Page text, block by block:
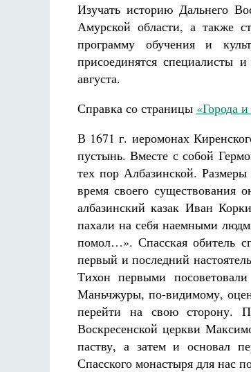
Изучать историю Дальнего
Амурской области, а также
программу обучения и
присоединятся специалисты
августа.
Справка со страницы «Города
В 1671 г. иеромонах
пустынь. Вместе с собой
тех пор Албазинской.
время своего существования
албазинский казак Иван
пахали на себя наемными
помол…». Спасская обитель
первый и последний
Тихон первыми
Маньчжуры, по-видимому,
перейти на свою сторону.
Воскресенской церкви
паству, а затем и основал
Спасского монастыря для нас
Разлуки не будет
Фредерика де Грааф